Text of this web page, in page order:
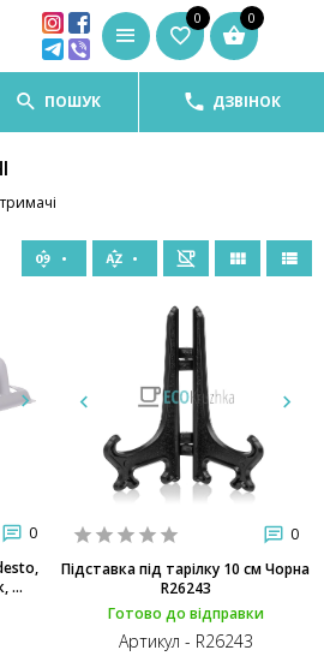
0 0
ПОШУК ДЗВІНОК
0
...
0
Підставка під тарілку 10 см Чорна
R26243
Готово до відправки
Артикул - R26243